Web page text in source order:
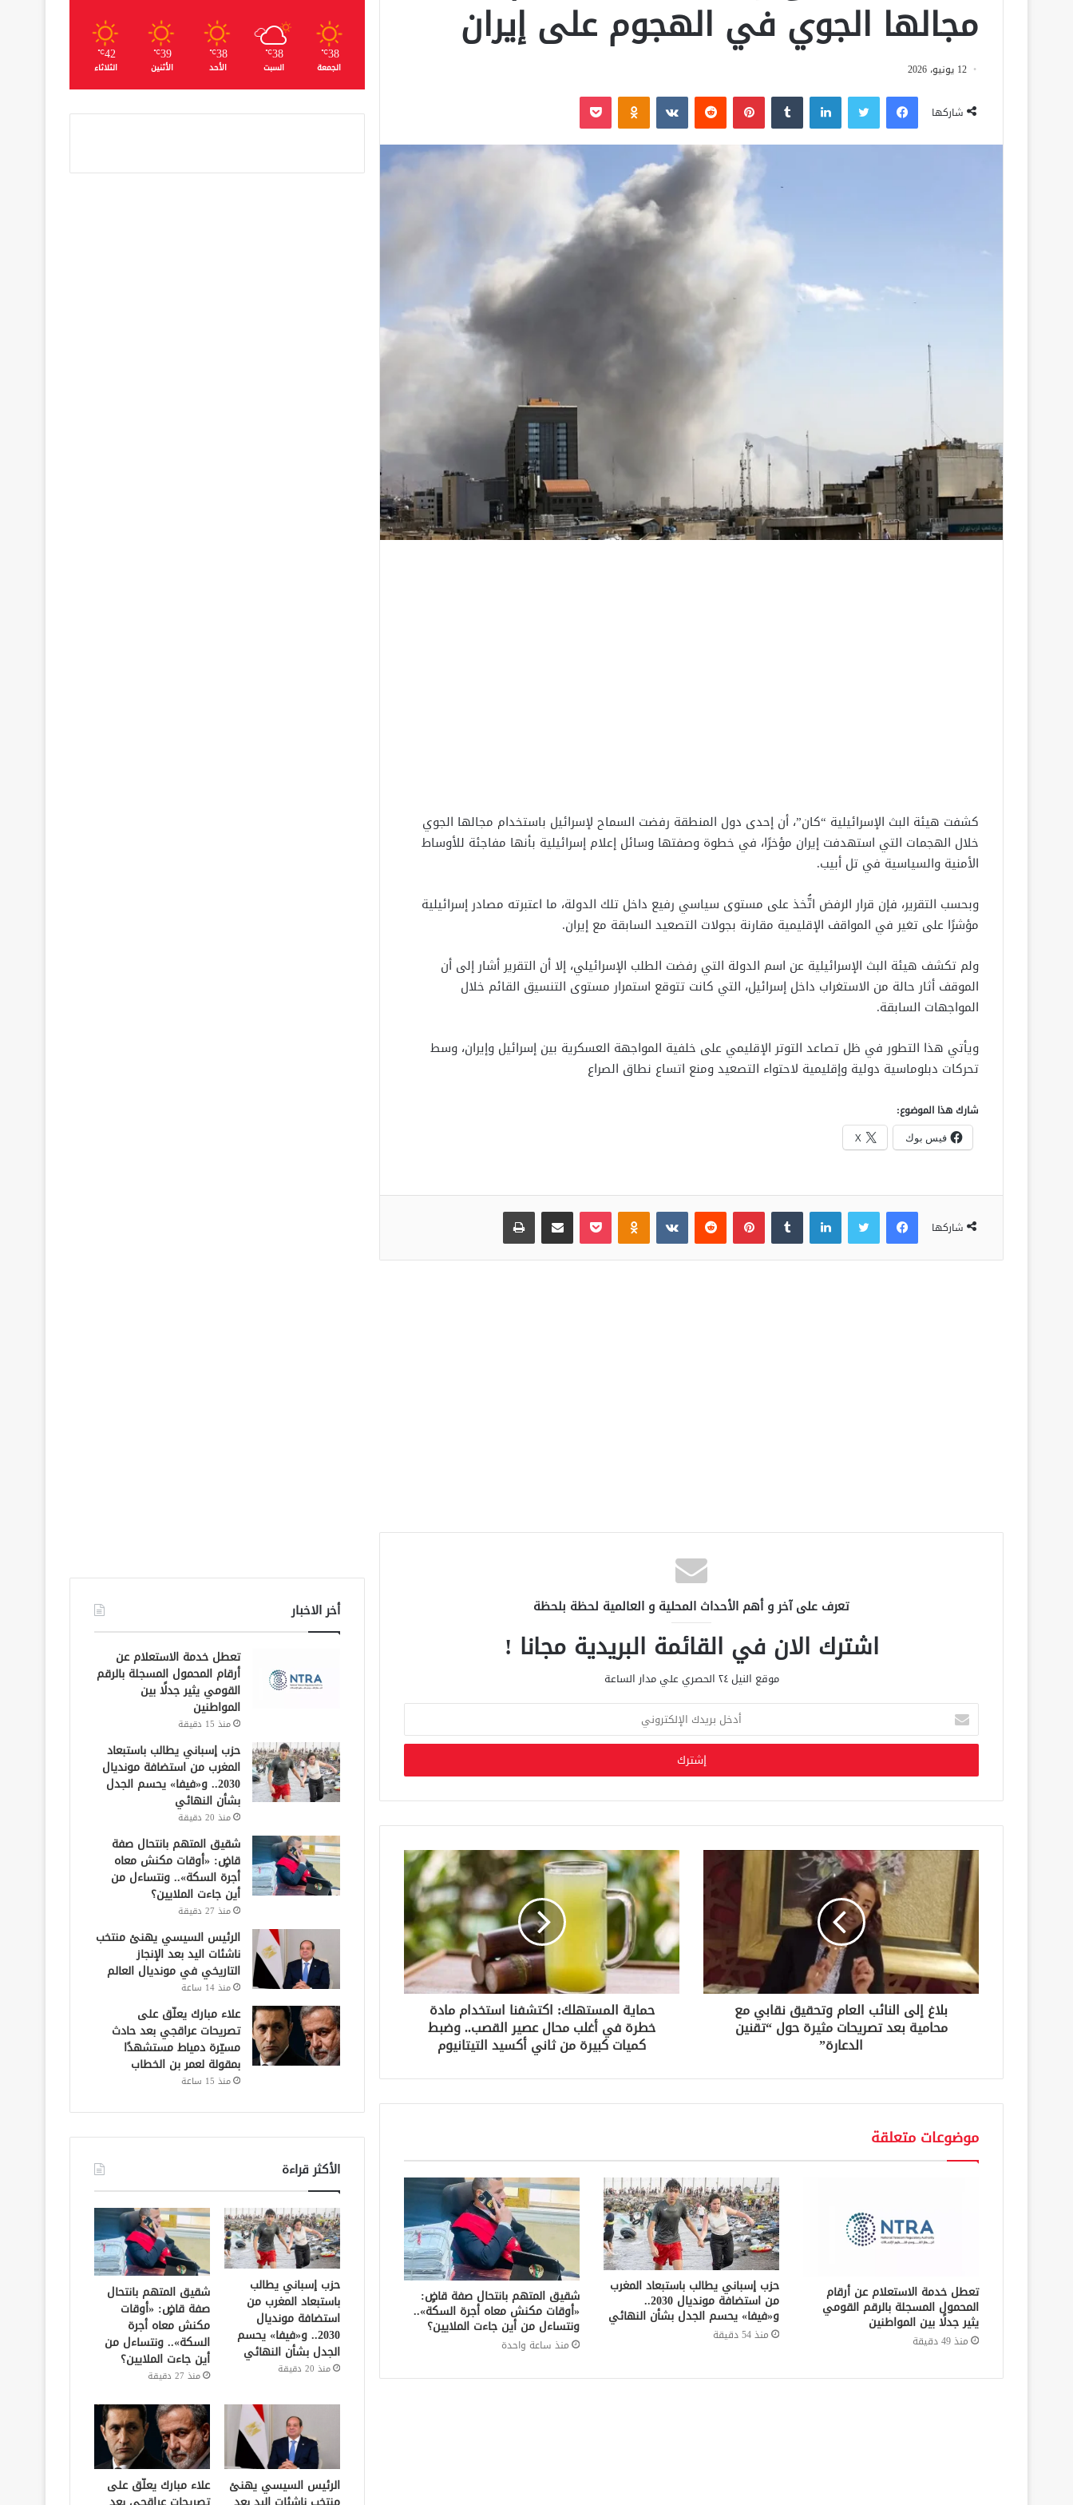
مجالها الجوي في الهجوم على إيران
12 يونيو، 2026
شاركها
فيسبوك لينكدإن بينتيريست
كشفت هيئة البث الإسرائيلية “كان”، أن إحدى دول المنطقة رفضت السماح لإسرائيل باستخدام مجالها الجوي
خلال الهجمات التي استهدفت إيران مؤخرًا، في خطوة وصفتها وسائل إعلام إسرائيلية بأنها مفاجئة للأوساط
الأمنية والسياسية في تل أبيب.
وبحسب التقرير، فإن قرار الرفض اتُّخذ على مستوى سياسي رفيع داخل تلك الدولة، ما اعتبرته مصادر إسرائيلية
مؤشرًا على تغير في المواقف الإقليمية مقارنة بجولات التصعيد السابقة مع إيران.
ولم تكشف هيئة البث الإسرائيلية عن اسم الدولة التي رفضت الطلب الإسرائيلي، إلا أن التقرير أشار إلى أن
الموقف أثار حالة من الاستغراب داخل إسرائيل، التي كانت تتوقع استمرار مستوى التنسيق القائم خلال
المواجهات السابقة.
ويأتي هذا التطور في ظل تصاعد التوتر الإقليمي على خلفية المواجهة العسكرية بين إسرائيل وإيران، وسط
تحركات دبلوماسية دولية وإقليمية لاحتواء التصعيد ومنع اتساع نطاق الصراع
شارك هذا الموضوع:
فيس بوك X
شاركها
فيسبوك لينكدإن بينتيريست بوكيت
تعرف على آخر و أهم الأحداث المحلية و العالمية لحظة بلحظة
اشترك الان في القائمة البريدية مجانا !
موقع النيل ٢٤ الحصري علي مدار الساعة
خ
ب
د
ك
ا
ل
و
ن
بلاغ إلى النائب العام وتحقيق نقابي مع
محامية بعد تصريحات مثيرة حول “تقنين
الدعارة”
حماية المستهلك: اكتشفنا استخدام مادة
خطرة في أغلب محال عصير القصب.. وضبط
كميات كبيرة من ثاني أكسيد التيتانيوم
موضوعات متعلقة
تعطل خدمة الاستعلام عن أرقام
المحمول المسجلة بالرقم القومي
يثير جدلًا بين المواطنين
منذ 49 دقيقة
حزب إسباني يطالب باستبعاد المغرب
من استضافة مونديال 2030..
و«فيفا» يحسم الجدل بشأن النهائي
منذ 54 دقيقة
شقيق المتهم بانتحال صفة قاضٍ:
«أوقات مكنش معاه أجرة السكة»..
ونتساءل من أين جاءت الملايين؟
منذ ساعة واحدة
38
℃
الجمعة
38
℃
السبت
38
℃
الأحد
39
℃
الأثنين
42
℃
الثلاثاء
أخر الاخبار
تعطل خدمة الاستعلام عن
أرقام المحمول المسجلة بالرقم
القومي يثير جدلًا بين
المواطنين
منذ 15 دقيقة
حزب إسباني يطالب باستبعاد
المغرب من استضافة مونديال
2030.. و«فيفا» يحسم الجدل
بشأن النهائي
منذ 20 دقيقة
شقيق المتهم بانتحال صفة
قاضٍ: «أوقات مكنش معاه
أجرة السكة».. ونتساءل من
أين جاءت الملايين؟
منذ 27 دقيقة
الرئيس السيسي يهنئ منتخب
ناشئات اليد بعد الإنجاز
التاريخي في مونديال العالم
منذ 14 ساعة
علاء مبارك يعلّق على
تصريحات عراقجي بعد حادث
مسيّرة دمياط مستشهدًا
بمقولة لعمر بن الخطاب
منذ 15 ساعة
الأكثر قراءة
حزب إسباني يطالب
باستبعاد المغرب من
استضافة مونديال
2030.. و«فيفا» يحسم
الجدل بشأن النهائي
منذ 20 دقيقة
شقيق المتهم بانتحال
صفة قاضٍ: «أوقات
مكنش معاه أجرة
السكة».. ونتساءل من
أين جاءت الملايين؟
منذ 27 دقيقة
الرئيس السيسي يهنئ علاء مبارك يعلّق على